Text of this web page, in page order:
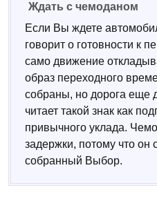
Ждать с чемоданом
Если Вы ждете
говорит о готовности к
само движение
образ переходного
собраны, но дорога еще
читает такой знак как
привычного уклада.
задержки, потому что он
собранный Выбор.